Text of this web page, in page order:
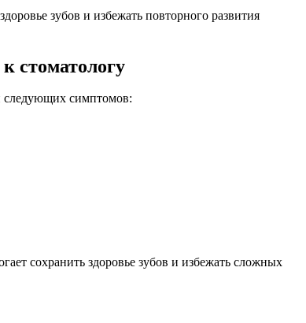
зубов и избежать повторного развития
стоматологу
следующих симптомов:
сохранить здоровье зубов и избежать сложных